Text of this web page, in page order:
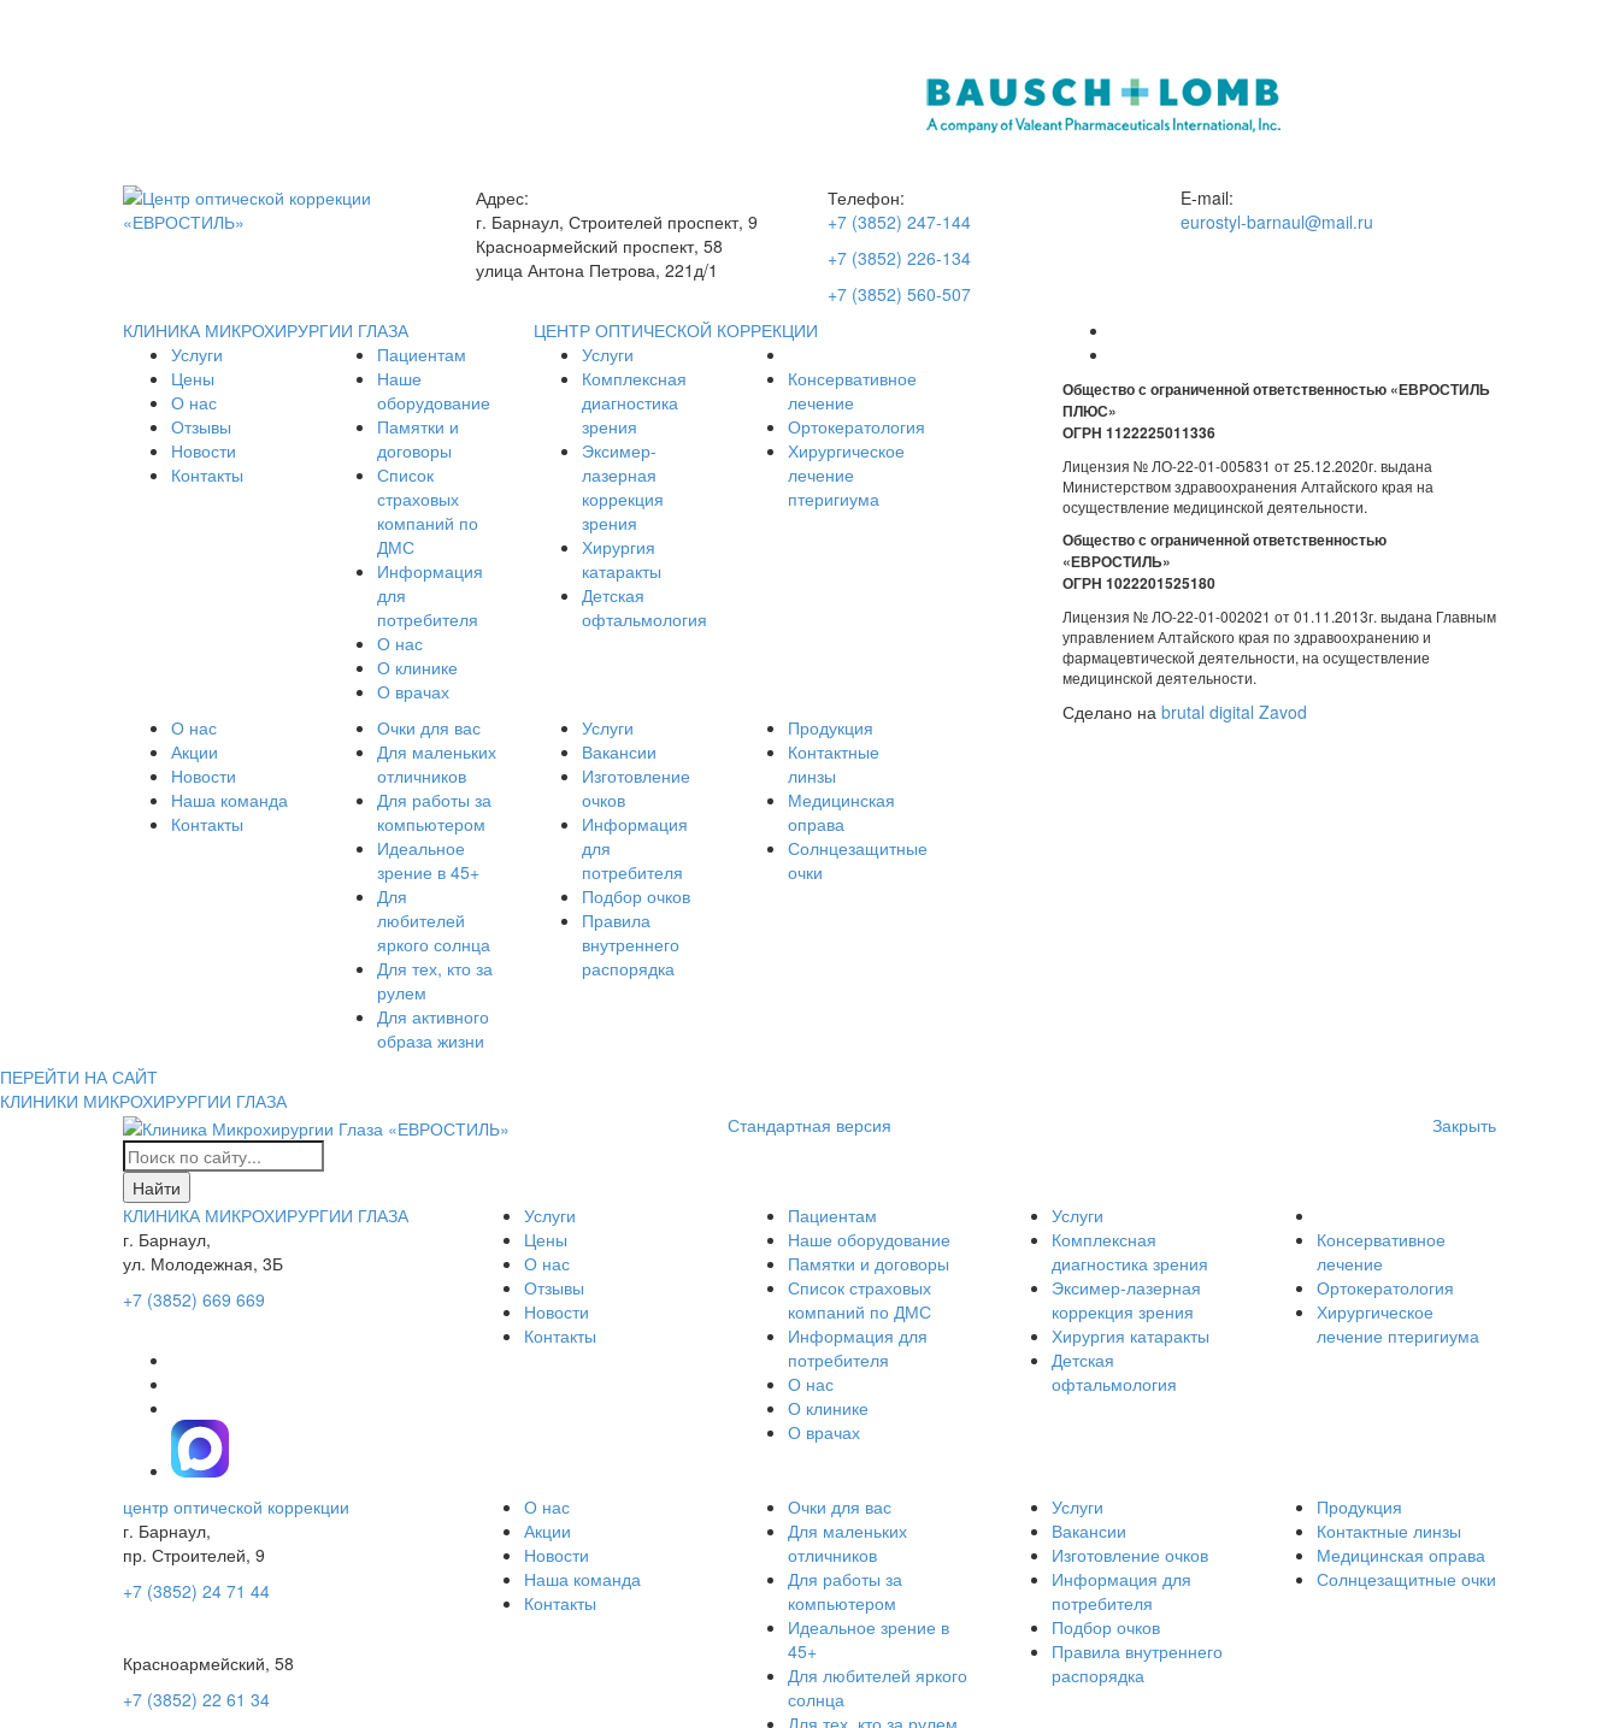
Адрес:
г. Барнаул, Строителей проспект, 9
Красноармейский проспект, 58
улица Антона Петрова, 221д/1
Телефон:
+7 (3852) 247-144
+7 (3852) 226-134
+7 (3852) 560-507
E-mail:
eurostyl-barnaul@mail.ru
КЛИНИКА МИКРОХИРУРГИИ ГЛАЗА
ЦЕНТР ОПТИЧЕСКОЙ КОРРЕКЦИИ
Услуги
Цены
О нас
Отзывы
Новости
Контакты
Пациентам
Наше
оборудование
Памятки и
договоры
Список
страховых
компаний по
ДМС
Информация
для
потребителя
О нас
О клинике
О врачах
Услуги
Комплексная
диагностика
зрения
Эксимер-
лазерная
коррекция
зрения
Хирургия
катаракты
Детская
офтальмология
Консервативное
лечение
Ортокератология
Хирургическое
лечение
птеригиума
О нас
Акции
Новости
Наша команда
Контакты
Очки для вас
Для маленьких
отличников
Для работы за
компьютером
Идеальное
зрение в 45+
Для
любителей
яркого солнца
Для тех, кто за
рулем
Для активного
образа жизни
Услуги
Вакансии
Изготовление
очков
Информация
для
потребителя
Подбор очков
Правила
внутреннего
распорядка
Продукция
Контактные
линзы
Медицинская
оправа
Солнцезащитные
очки
Общество с ограниченной ответственностью «ЕВРОСТИЛЬ
ПЛЮС»
ОГРН 1122225011336
Лицензия № ЛО-22-01-005831 от 25.12.2020г. выдана
Министерством здравоохранения Алтайского края на
осуществление медицинской деятельности.
Общество с ограниченной ответственностью
«ЕВРОСТИЛЬ»
ОГРН 1022201525180
Лицензия № ЛО-22-01-002021 от 01.11.2013г. выдана Главным
управлением Алтайского края по здравоохранению и
фармацевтической деятельности, на осуществление
медицинской деятельности.
Сделано на brutal digital Zavod
ПЕРЕЙТИ НА САЙТ
КЛИНИКИ МИКРОХИРУРГИИ ГЛАЗА
Стандартная версия
Закрыть
КЛИНИКА МИКРОХИРУРГИИ ГЛАЗА
г. Барнаул,
ул. Молодежная, 3Б
+7 (3852) 669 669
Услуги
Цены
О нас
Отзывы
Новости
Контакты
Пациентам
Наше оборудование
Памятки и договоры
Список страховых
компаний по ДМС
Информация для
потребителя
О нас
О клинике
О врачах
Услуги
Комплексная
диагностика зрения
Эксимер-лазерная
коррекция зрения
Хирургия катаракты
Детская
офтальмология
Консервативное
лечение
Ортокератология
Хирургическое
лечение птеригиума
центр оптической коррекции
г. Барнаул,
пр. Строителей, 9
+7 (3852) 24 71 44
Красноармейский, 58
+7 (3852) 22 61 34
О нас
Акции
Новости
Наша команда
Контакты
Очки для вас
Для маленьких
отличников
Для работы за
компьютером
Идеальное зрение в
45+
Для любителей яркого
солнца
Для тех, кто за рулем
Услуги
Вакансии
Изготовление очков
Информация для
потребителя
Подбор очков
Правила внутреннего
распорядка
Продукция
Контактные линзы
Медицинская оправа
Солнцезащитные очки